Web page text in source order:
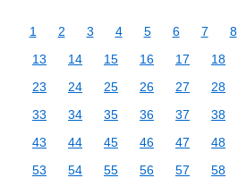
1 2 3 4 5 6 7 8
13
14 15 16 17 18
23
24 25 26 27 28
33
34 35 36 37 38
43
44 45 46 47 48
53
54 55 56 57 58